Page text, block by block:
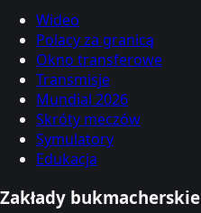
Wideo
Polacy za granicą
Okno transferowe
Transmisje
Mundial 2026
Skróty meczów
Symulatory
Edukacja
Zakłady bukmacherskie